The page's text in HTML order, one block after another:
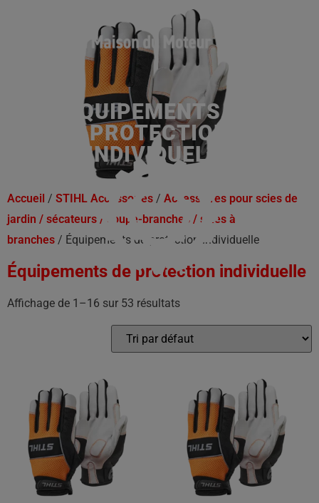
ÉQUIPEMENTS DE
PROTECTION
INDIVIDUELLE
Accueil / STIHL Accessoires / Accessoires pour scies de
jardin / sécateurs / coupe-branches / scies à
branches / Équipements de protection individuelle
Équipements de protection individuelle
Affichage de 1–16 sur 53 résultats